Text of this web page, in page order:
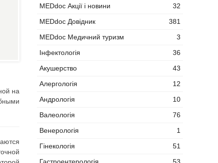
на
MEDdoc Акції і новини
32
MEDdoc Довідник
381
MEDdoc Медичний туризм
3
Інфектологія
36
Акушерство
43
Алергологія
12
Андрологія
10
Валеологія
76
Венерологія
1
Гінекологія
51